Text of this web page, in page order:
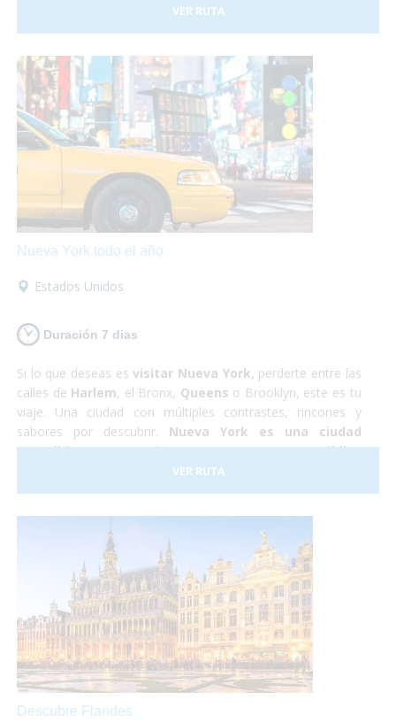
Desde allí, podrás visitar Essaouira, la "Perla del Atlántico",
y si tienes suerte hasta podrás participar en alguna de las
nosotros nos encargamos de todo, tú solo de disfrutar!
VER RUTA
Nueva York todo el año
Estados Unidos
Duración 7 dias
Si lo que deseas esvisitar Nueva York, perderte entre las
calles de Harlem, el Bronx, Queens o Brooklyn, este es tu
viaje. Una ciudad con múltiples contrastes, rincones y
sabores por descubrir. Nueva York es una ciudad
accesible, que se puede recorrer entransporte público
, podrás rodar con tu silla de
ruedas sin problemas,visitar la Estatua de la Libertad,
conocer Washington
en un día. ¡Es una ciudad a la que
podrás viajar en cualquier época del año y seguro que no te
arrepentirás!
VER RUTA
Descubre Flandes